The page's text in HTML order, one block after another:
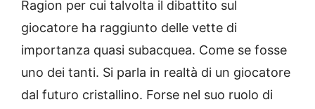
Ragion per cui talvolta il dibattito sul
giocatore ha raggiunto delle vette di
importanza quasi subacquea. Come se fosse
uno dei tanti. Si parla in realtà di un giocatore
dal futuro cristallino. Forse nel suo ruolo di